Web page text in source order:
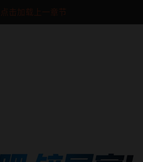
点击加载上一章节